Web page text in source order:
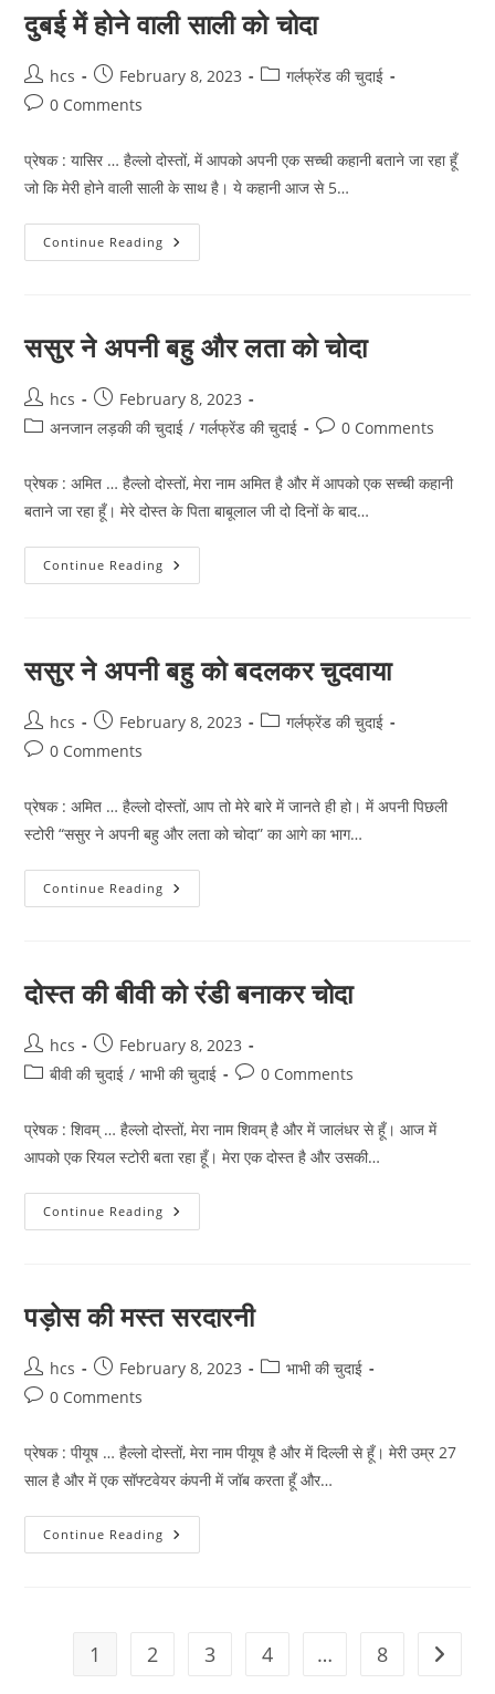
दुबई में होने वाली साली को चोदा
Post
author:
hcs
Post
published:
February 8, 2023
Postगर्लफ्रेंड की चुदाई
Post0 Comments
प्रेषक : यासिर … हैल्लो दोस्तों, में आपको अपनी एक सच्ची कहानी बताने जा रहा हूँ
जो कि मेरी होने वाली साली के साथ है। ये कहानी आज से 5…
Continue Reading दुबई
में
चोदा
ससुर ने अपनी बहु और लता को चोदा
Post
author:
hcs
Post
published:
February 8, 2023
Postअनजान लड़की की चुदाई / गर्लफ्रेंड की चुदाई
Post0 Comments
प्रेषक : अमित … हैल्लो दोस्तों, मेरा नाम अमित है और में आपको एक सच्ची कहानी
बताने जा रहा हूँ। मेरे दोस्त के पिता बाबूलाल जी दो दिनों के बाद…
Continue Reading ससुर
ने
को
चोदा
ससुर ने अपनी बहु को बदलकर चुदवाया
Post
author:
hcs
Post
published:
February 8, 2023
Postगर्लफ्रेंड की चुदाई
Post0 Comments
प्रेषक : अमित … हैल्लो दोस्तों, आप तो मेरे बारे में जानते ही हो। में अपनी पिछली
स्टोरी “ससुर ने अपनी बहु और लता को चोदा” का आगे का भाग…
Continue Reading ससुर
ने
चुदवाया
दोस्त की बीवी को रंडी बनाकर चोदा
Post
author:
hcs
Post
published:
February 8, 2023
Postबीवी की चुदाई / भाभी की चुदाई
Post0 Comments
प्रेषक : शिवम् … हैल्लो दोस्तों, मेरा नाम शिवम् है और में जालंधर से हूँ। आज में
आपको एक रियल स्टोरी बता रहा हूँ। मेरा एक दोस्त है और उसकी…
Continue Reading दोस्त
की
चोदा
पड़ोस की मस्त सरदारनी
Post
author:
hcs
Post
published:
February 8, 2023
Postभाभी की चुदाई
Post0 Comments
प्रेषक : पीयूष … हैल्लो दोस्तों, मेरा नाम पीयूष है और में दिल्ली से हूँ। मेरी उम्र 27
साल है और में एक सॉफ्टवेयर कंपनी में जॉब करता हूँ और…
Continue Reading पड़ोस
की
1 2 3 4 … 8 Go to